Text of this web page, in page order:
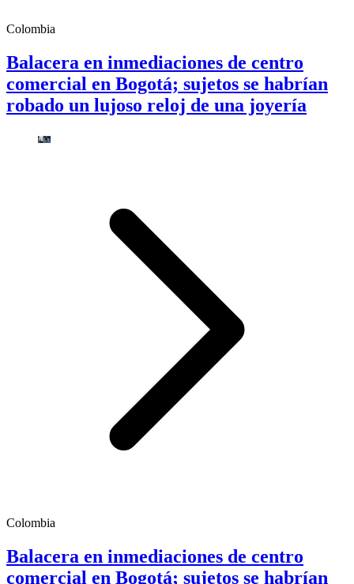
Colombia
Balacera en inmediaciones de centro
comercial en Bogotá; sujetos se habrían
robado un lujoso reloj de una joyería
Colombia
Balacera en inmediaciones de centro
comercial en Bogotá; sujetos se habrían